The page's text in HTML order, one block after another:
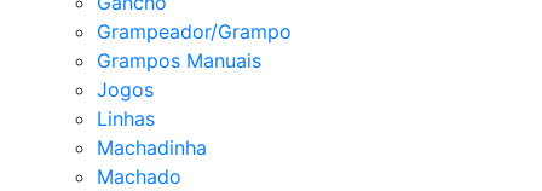
Grampeador/Grampo
Grampos Manuais
Jogos
Linhas
Machadinha
Machado